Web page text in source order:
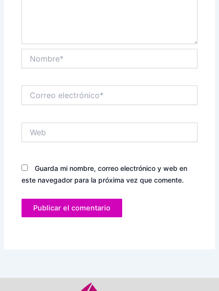
electrónico*
Guarda mi nombre, correo electrónico y web en
este navegador para la próxima vez que comente.